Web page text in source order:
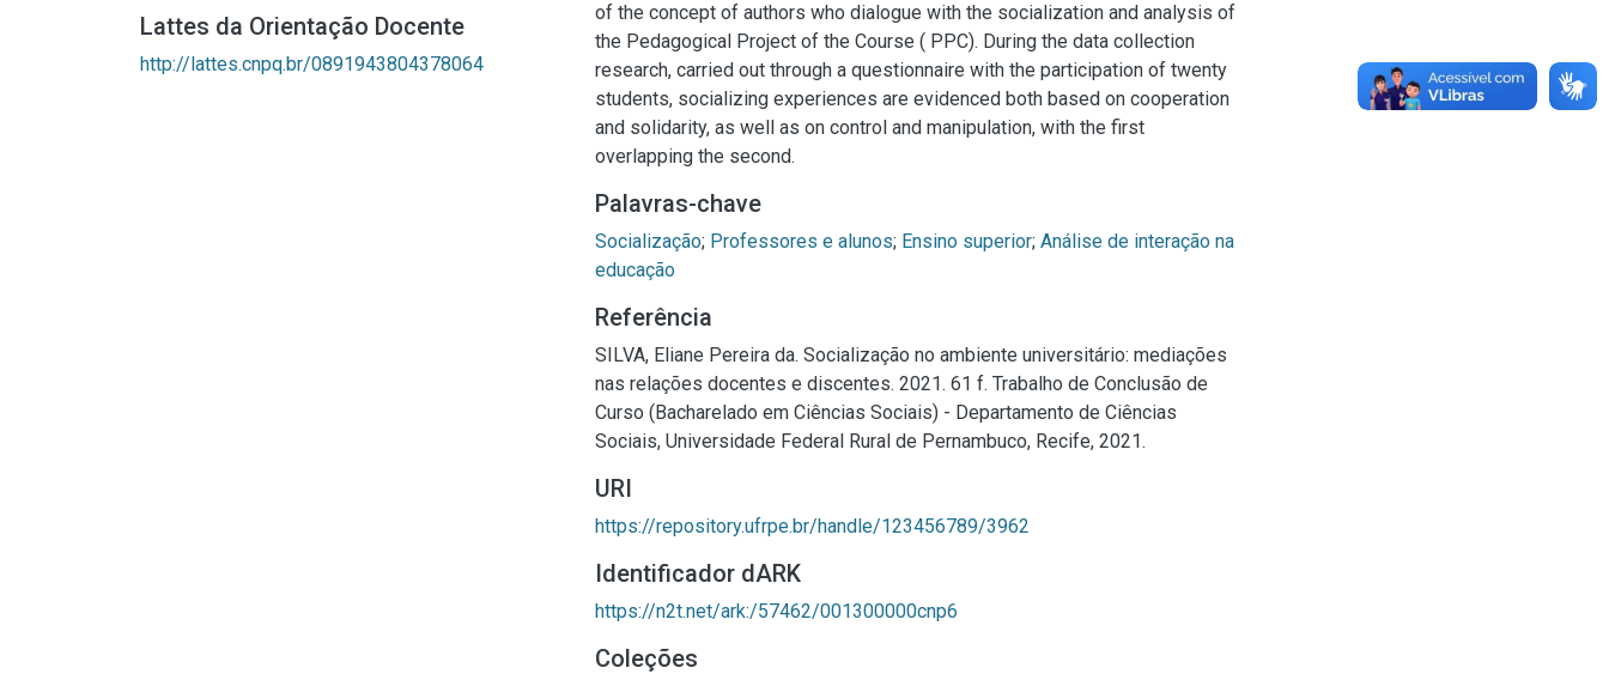
Lattes da Orientação Docente
http://lattes.cnpq.br/0891943804378064
of the concept of authors who dialogue with the socialization and analysis of
the Pedagogical Project of the Course ( PPC). During the data collection
research, carried out through a questionnaire with the participation of twenty
students, socializing experiences are evidenced both based on cooperation
and solidarity, as well as on control and manipulation, with the first
overlapping the second.
Palavras-chave
Socialização; Professores e alunos; Ensino superior; Análise de interação na
educação
Referência
SILVA, Eliane Pereira da. Socialização no ambiente universitário: mediações
nas relações docentes e discentes. 2021. 61 f. Trabalho de Conclusão de
Curso (Bacharelado em Ciências Sociais) - Departamento de Ciências
Sociais, Universidade Federal Rural de Pernambuco, Recife, 2021.
URI
https://repository.ufrpe.br/handle/123456789/3962
Identificador dARK
https://n2t.net/ark:/57462/001300000cnp6
Coleções